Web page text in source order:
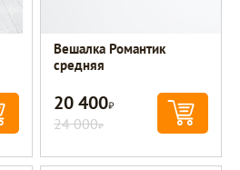
Вешалка Романтик
средняя
20 400Р
24 000Р